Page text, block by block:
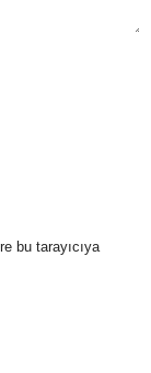
bu tarayıcıya